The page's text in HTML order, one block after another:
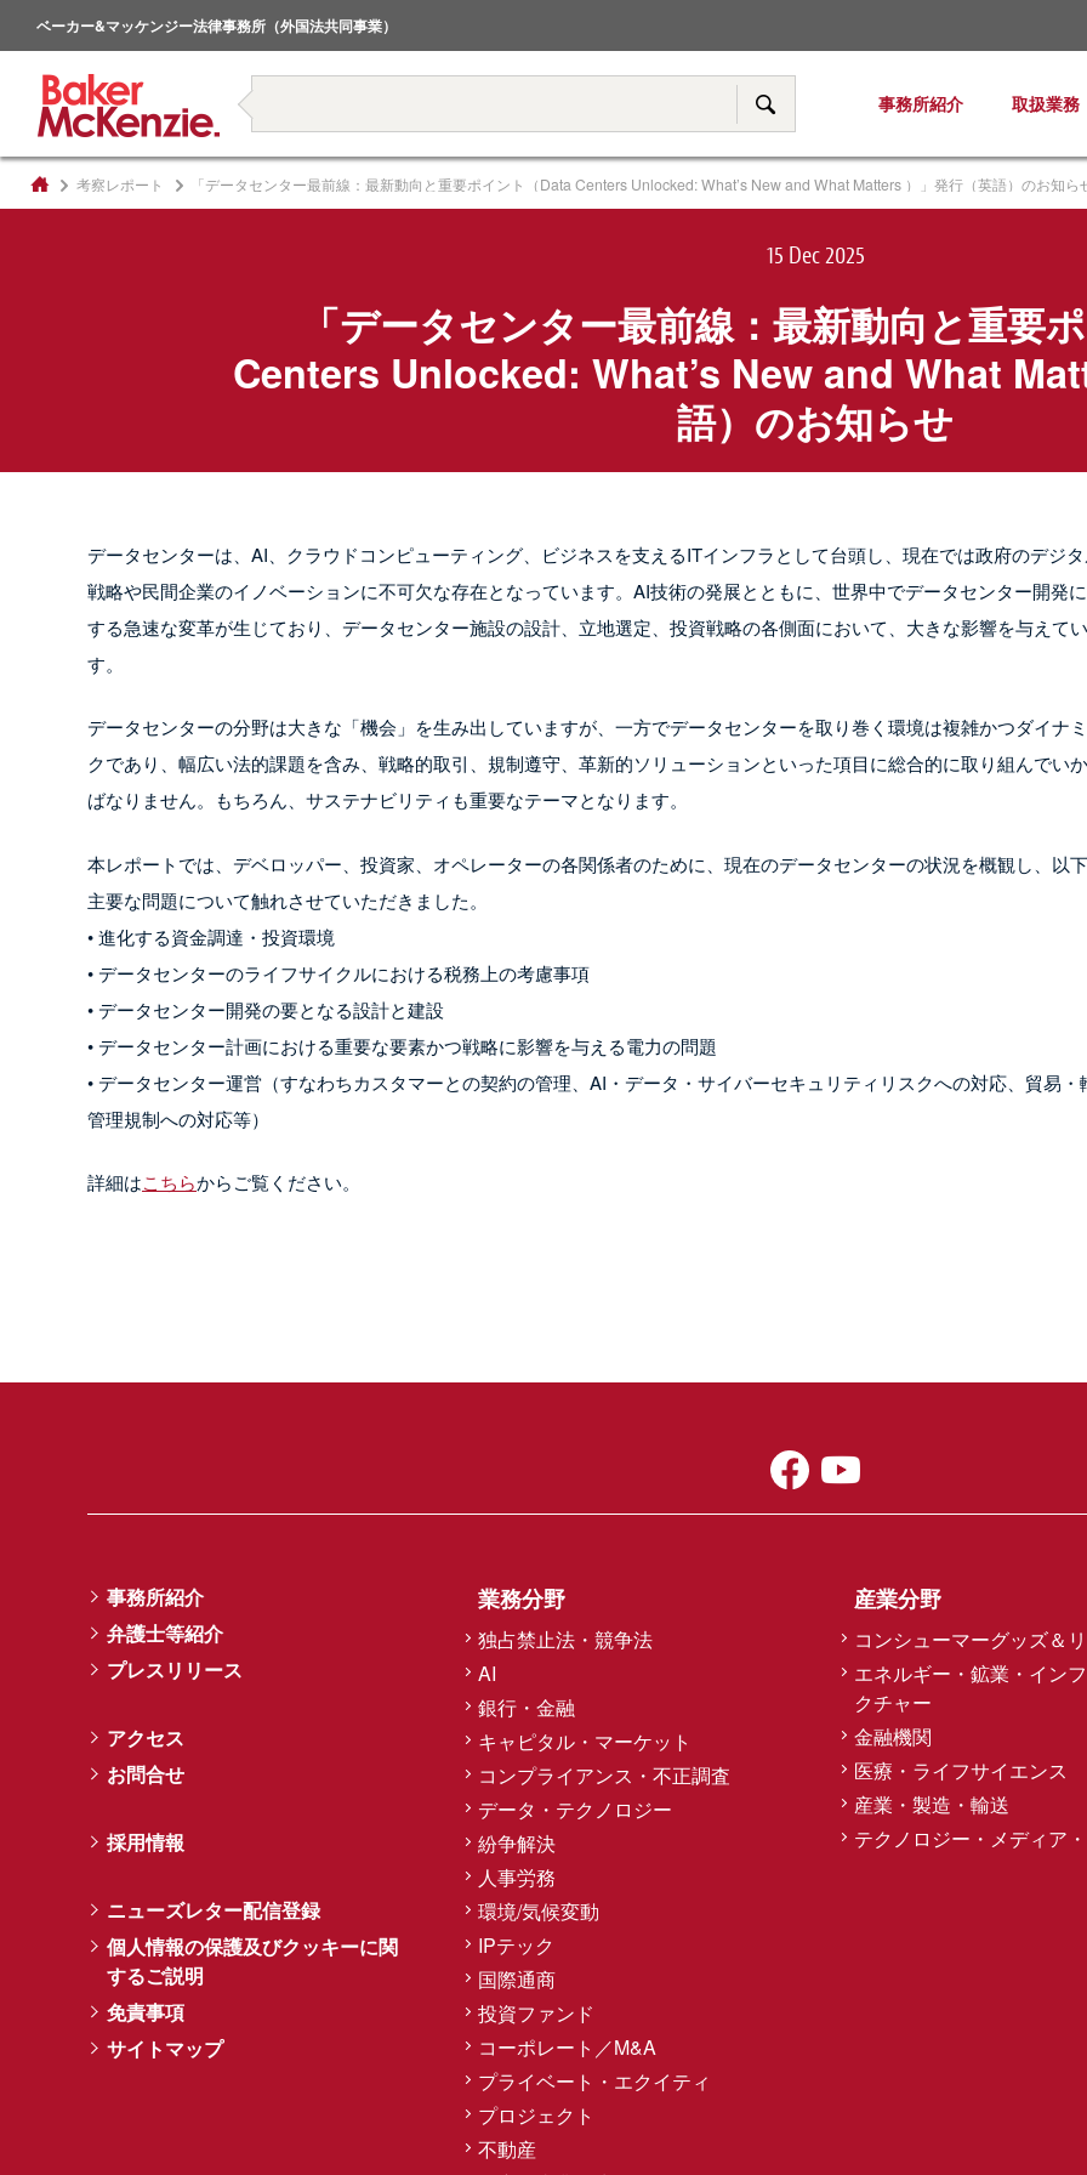
ベーカー&マッケンジー法律事務所（外国法共同事業）
サイト内検索事務所紹介 取扱業務
著書
考察レポート 「データセンター最前線：最新動向と重要ポイント（Data Centers Unlocked: What’s New and What Matters ）」発行（英語）のお知ら
15 Dec 2025
「データセンター最前線：最新動向と重要
Centers Unlocked: What’s New and What
語）のお知らせ
データセンターは、AI、クラウドコンピューティング、ビジネスを支えるITインフラとして台頭し、現在では政府のデジ
戦略や民間企業のイノベーションに不可欠な存在となっています。AI技術の発展とともに、世界中でデータセンター開発
する急速な変革が生じており、データセンター施設の設計、立地選定、投資戦略の各側面において、大きな影響を与えて
す。
データセンターの分野は大きな「機会」を生み出していますが、一方でデータセンターを取り巻く環境は複雑かつダイナ
クであり、幅広い法的課題を含み、戦略的取引、規制遵守、革新的ソリューションといった項目に総合的に取り組んでい
ばなりません。もちろん、サステナビリティも重要なテーマとなります。
本レポートでは、デベロッパー、投資家、オペレーターの各関係者のために、現在のデータセンターの状況を概観し、以
主要な問題について触れさせていただきました。
• 進化する資金調達・投資環境
• データセンターのライフサイクルにおける税務上の考慮事項
• データセンター開発の要となる設計と建設
• データセンター計画における重要な要素かつ戦略に影響を与える電力の問題
• データセンター運営（すなわちカスタマーとの契約の管理、AI・データ・サイバーセキュリティリスクへの対応、貿易・
管理規制への対応等）
詳細はこちらからご覧ください。
事務所紹介
弁護士等紹介
プレスリリース
アクセス
お問合せ
採用情報
ニューズレター配信登録
個人情報の保護及びクッキーに関
するご説明
免責事項
サイトマップ
業務分野
独占禁止法・競争法
AI
銀行・金融
キャピタル・マーケット
コンプライアンス・不正調査
データ・テクノロジー
紛争解決
人事労務
環境/気候変動
IPテック
国際通商
投資ファンド
コーポレート／M&A
プライベート・エクイティ
プロジェクト
不動産
産業分野
コンシューマーグッズ＆
エネルギー・鉱業・イン
クチャー
金融機関
医療・ライフサイエンス
産業・製造・輸送
テクノロジー・メディア